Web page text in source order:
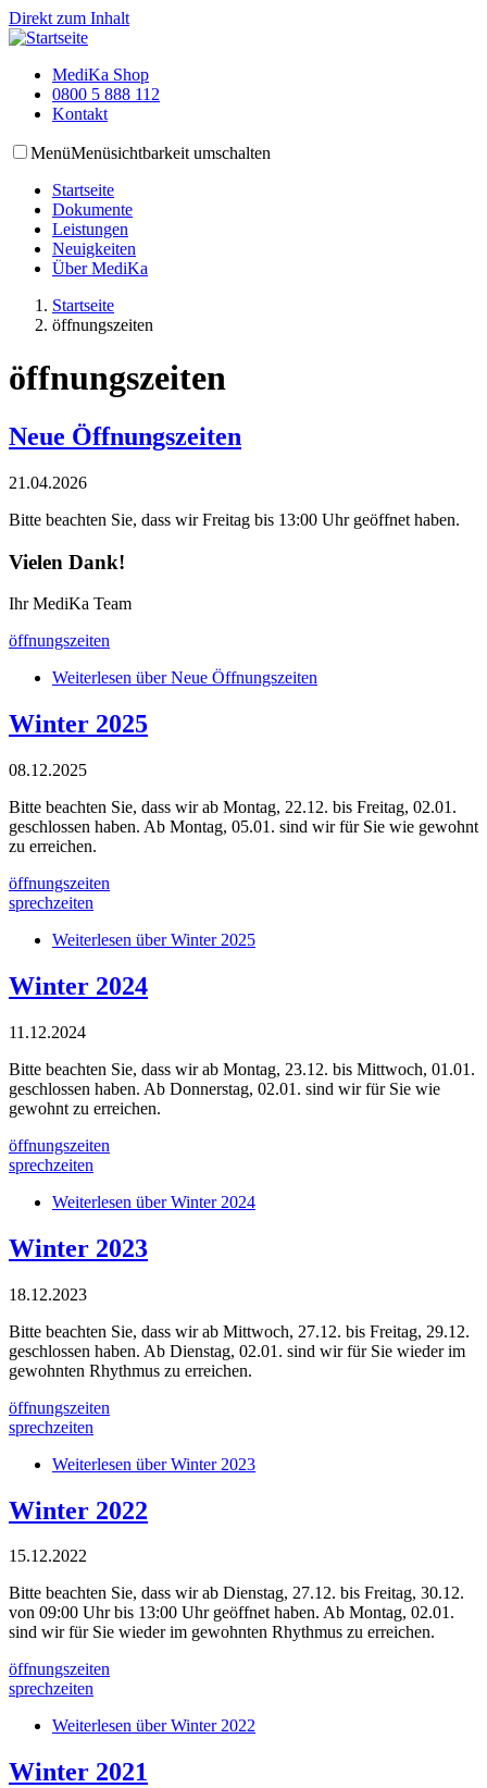
Direkt zum Inhalt
MediKa Shop
0800 5 888 112
Kontakt
MenüMenüsichtbarkeit umschalten
Startseite
Dokumente
Leistungen
Neuigkeiten
Über MediKa
Startseite
öffnungszeiten
öffnungszeiten
Neue Öffnungszeiten
21.04.2026
Bitte beachten Sie, dass wir Freitag bis 13:00 Uhr geöffnet haben.
Vielen Dank!
Ihr MediKa Team
öffnungszeiten
Weiterlesen über Neue Öffnungszeiten
Winter 2025
08.12.2025
Bitte beachten Sie, dass wir ab Montag, 22.12. bis Freitag, 02.01.
geschlossen haben. Ab Montag, 05.01. sind wir für Sie wie gewohnt
zu erreichen.
öffnungszeiten
sprechzeiten
Weiterlesen über Winter 2025
Winter 2024
11.12.2024
Bitte beachten Sie, dass wir ab Montag, 23.12. bis Mittwoch, 01.01.
geschlossen haben. Ab Donnerstag, 02.01. sind wir für Sie wie
gewohnt zu erreichen.
öffnungszeiten
sprechzeiten
Weiterlesen über Winter 2024
Winter 2023
18.12.2023
Bitte beachten Sie, dass wir ab Mittwoch, 27.12. bis Freitag, 29.12.
geschlossen haben. Ab Dienstag, 02.01. sind wir für Sie wieder im
gewohnten Rhythmus zu erreichen.
öffnungszeiten
sprechzeiten
Weiterlesen über Winter 2023
Winter 2022
15.12.2022
Bitte beachten Sie, dass wir ab Dienstag, 27.12. bis Freitag, 30.12.
von 09:00 Uhr bis 13:00 Uhr geöffnet haben. Ab Montag, 02.01.
sind wir für Sie wieder im gewohnten Rhythmus zu erreichen.
öffnungszeiten
sprechzeiten
Weiterlesen über Winter 2022
Winter 2021